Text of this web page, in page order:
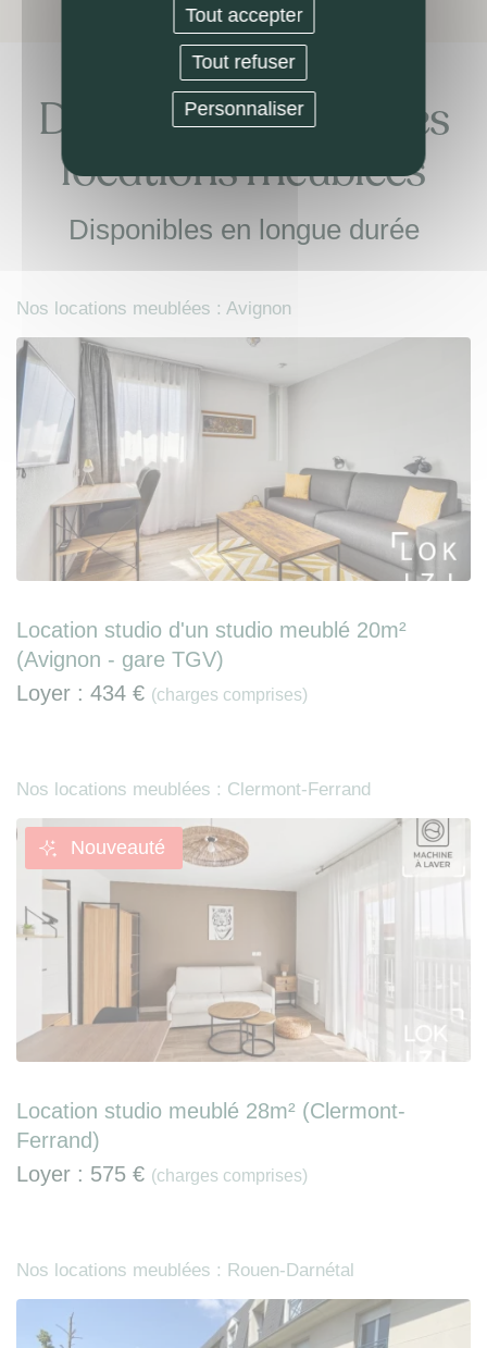
Découvrez nos autres
locations meublées
Disponibles en longue durée
Nos locations meublées : Avignon
Location studio d'un studio meublé 20m²
(Avignon - gare TGV)
Loyer : 434 € (charges comprises)
Nos locations meublées : Clermont-Ferrand
Nouveauté
Location studio meublé 28m² (Clermont-
Ferrand)
Loyer : 575 € (charges comprises)
Nos locations meublées : Rouen-Darnétal
Tout accepter
Tout refuser
Personnaliser